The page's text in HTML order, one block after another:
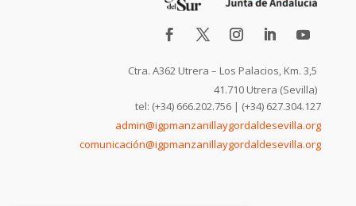
Ctra. A362 Utrera – Los Palacios, Km. 3,5
41.710 Utrera (Sevilla)
tel: (+34) 666.202.756 | (+34) 627.304.127
admin@igpmanzanillaygordaldesevilla.org
comunicación@igpmanzanillaygordaldesevilla.org